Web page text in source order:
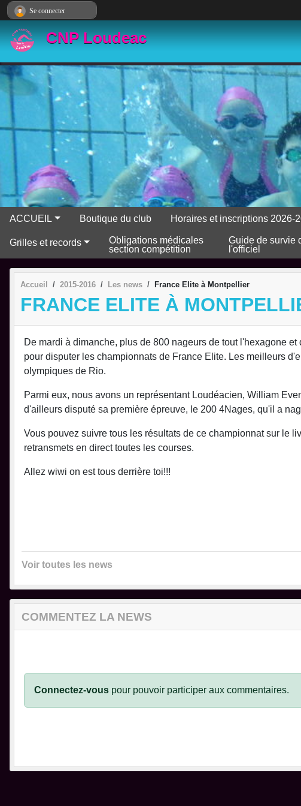
CNP Loudeac
ACCUEIL Boutique du club Horaires et inscriptions 2026-
Grilles et records
Obligations médicales
section compétition
Guide de survie
l'officiel
Accueil 2015-2016 Les news France Elite à Montpellier
FRANCE ELITE À
De mardi à dimanche, plus de 800 nageurs de tout l'hexagone
pour disputer les championnats de France Elite. Les meilleurs
olympiques de Rio.
Parmi eux, nous avons un représentant Loudéacien, William
d'ailleurs disputé sa première épreuve, le 200 4Nages, qu'il a
Vous pouvez suivre tous les résultats de ce championnat sur le
retransmets en direct toutes les courses.
Allez wiwi on est tous derrière toi!!!
Voir toutes les news
COMMENTEZ LA NEWS
Connectez-vous pour pouvoir participer aux commentaires.
Se connecter
Panneau de gestion des cookies